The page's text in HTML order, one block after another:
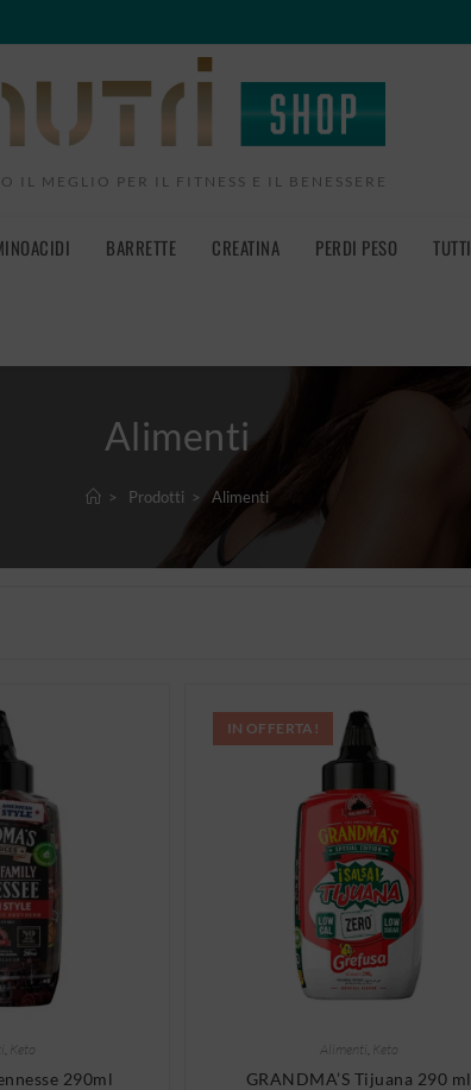
IL MEGLIO PER IL FITNESS E IL BENESSERE
BARRETTE CREATINA PERDI PESO TUTTI
Alimenti
> Prodotti > Alimenti
Keto
290ml
IN OFFERTA!
Alimenti Keto
GRANDMA’S Tijuana 290 ml